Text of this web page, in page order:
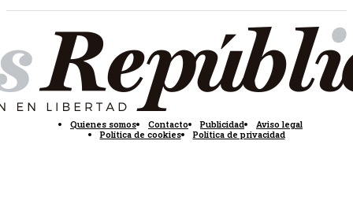
Quienes somos Contacto Publicidad
Aviso legal
Política de cookies
Política de privacidad